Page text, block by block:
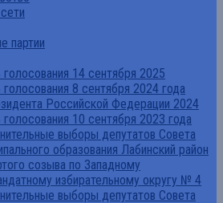
партии
14 сентября 2025
8 сентября 2024 года
Российской Федерации 2024
10 сентября 2023 года
выборы депутатов Совета
образования Лабинский район
созыва по Западному
избирательному округу № 4
выборы депутатов Совета